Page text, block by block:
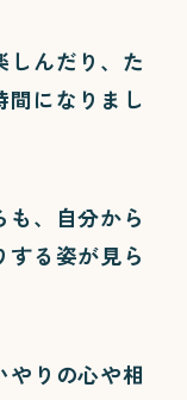
しんだり、た
間になりまし
も、自分から
する姿が見ら
りの心や相